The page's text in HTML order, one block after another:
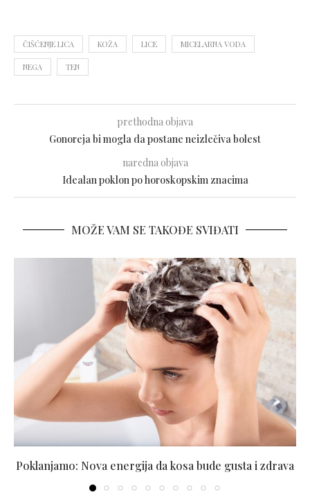
ČIŠĆENJE LICA KOŽA LICE MICELARNA VODA
NEGA TEN
prethodna objava
Gonoreja bi mogla da postane neizlečiva bolest
naredna objava
Idealan poklon po horoskopskim znacima
MOŽE VAM SE TAKOĐE SVIĐATI
Poklanjamo: Nova energija da kosa bude gusta i zdrava